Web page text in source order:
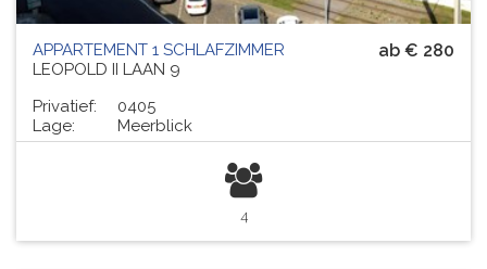
ab € 280
APPARTEMENT 1 SCHLAFZIMMER
LEOPOLD II LAAN 9
Privatief:
0405
Lage:
Meerblick
4